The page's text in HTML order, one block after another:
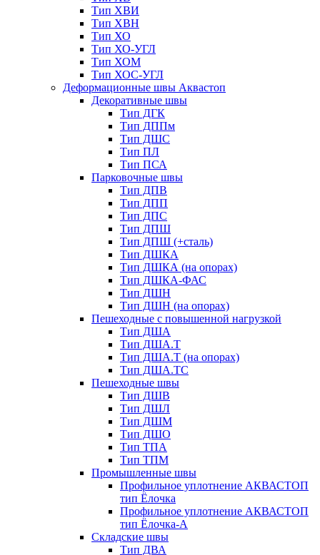
Тип ХВИ
Тип ХВН
Тип ХО
Тип ХО-УГЛ
Тип ХОМ
Тип ХОС-УГЛ
Деформационные швы Аквастоп
Декоративные швы
Тип ДГК
Тип ДППм
Тип ДШС
Тип ПЛ
Тип ПСА
Парковочные швы
Тип ДПВ
Тип ДПП
Тип ДПС
Тип ДПШ
Тип ДПШ (+сталь)
Тип ДШКА
Тип ДШКА (на опорах)
Тип ДШКА-ФАС
Тип ДШН
Тип ДШН (на опорах)
Пешеходные с повышенной нагрузкой
Тип ДША
Тип ДША.Т
Тип ДША.Т (на опорах)
Тип ДША.ТС
Пешеходные швы
Тип ДШВ
Тип ДШЛ
Тип ДШМ
Тип ДШО
Тип ТПА
Тип ТПМ
Промышленные швы
Профильное уплотнение АКВАСТОП
тип Ёлочка
Профильное уплотнение АКВАСТОП
тип Ёлочка-А
Складские швы
Тип ДВА